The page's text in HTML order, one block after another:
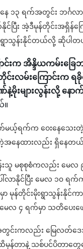
၁၃ ရက်အတွင်း ဘင်္ဂလာ
ြီး အဲ့ဒီမုန်တိုင်းအရှိန်ကြေ
ရွာသွန်းနိုင်တယ်လို့ ဆိုပါတ
ာင်းက အိန္ဒိယကမ်းခ
င်းလမ်းကြောင်းက
းများလွန်းလို့ နေ
။
ယ့်ရက်က ဝေးနေသေးတဲ့အ
င်တဲ့အနေထားလည်း ရှိနေ
းသူ မစုစုစံကလည်း မေလ
ေါ်လာနိုင်ပြီး မေလ ၁၀
းမှာ မုန်တိုင်းမိုးရွာသွန်း
၄ ရက်မှာ သတိပေးဖော်
တွင်းကလည်း မြေလတ်ဒေ
းထိမှန်တာနဲ့ သစ်ပင်ပိတာ